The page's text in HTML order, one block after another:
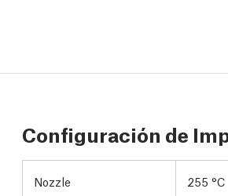
Configuración de
Nozzle 255 °C